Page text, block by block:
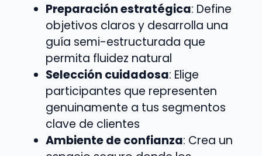
Preparación estratégica: Define
objetivos claros y desarrolla una
guía semi-estructurada que
permita fluidez natural
Selección cuidadosa: Elige
participantes que representen
genuinamente a tus segmentos
clave de clientes
Ambiente de confianza: Crea un